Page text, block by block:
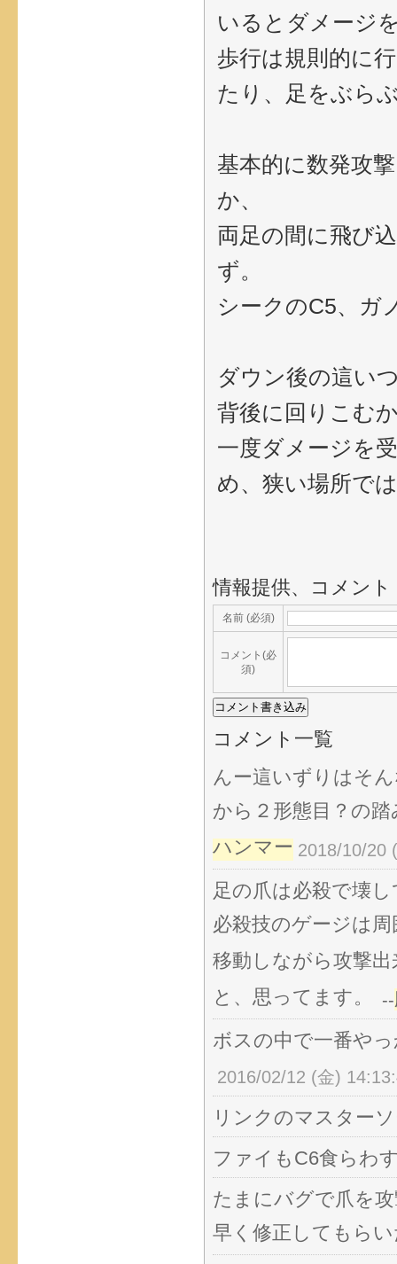
いるとダメージ
歩行は規則的に
たり、足をぶら
基本的に数発攻
か、
両足の間に飛び
ず。
シークのC5、ガ
ダウン後の這い
背後に回りこむ
一度ダメージを
め、狭い場所で
情報提供、コメント
名前 (必須)
コメント(必
須)
コメント一覧
んー這いずりはそ
から２形態目？の
ハンマー 2018/10/20
足の爪は必殺で壊
必殺技のゲージは
移動しながら攻撃
と、思ってます。
--
ボスの中で一番や
2016/02/12 (金)
リンクのマスター
ファイもC6食らわ
たまにバグで爪を
早く修正してもら